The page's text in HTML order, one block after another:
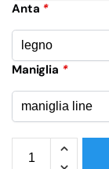
Anta *
Maniglia *